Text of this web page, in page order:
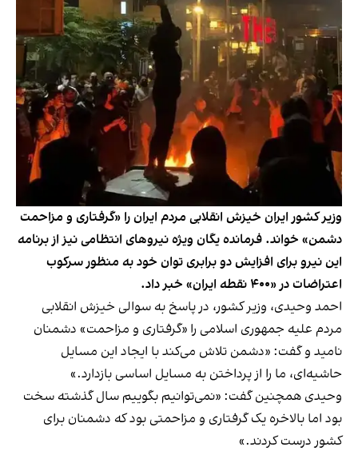
وزیر کشور ایران خیزش انقلابی مردم ایران را «گرفتاری و مزاحمت
دشمن» خواند. فرمانده یگان ویژه نیروهای انتظامی نیز از برنامه
این نیرو برای افزایش دو برابری توان خود به منظور سرکوب
اعتراضات در «۴۰۰ نقطه ایران» خبر داد.
احمد وحیدی، وزیر کشور، در پاسخ به سوالی خیزش انقلابی
مردم علیه جمهوری اسلامی را «گرفتاری و مزاحمت» دشمنان
نامید و گفت: «دشمن تلاش می‌کند با ایجاد این مسایل
حاشیه‌ای، ما را از پرداختن به مسایل اساسی بازدارد.»
وحیدی همچنین گفت: «نمی‌توانیم بگوییم سال گذشته سخت
بود اما بالاخره یک گرفتاری و مزاحمتی بود که دشمنان برای
کشور درست کردند.»